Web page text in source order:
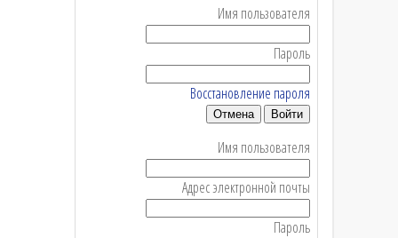
Имя пользователя
Пароль
Восстановление пароля
Отмена Войти
Имя пользователя
Адрес электронной почты
Пароль